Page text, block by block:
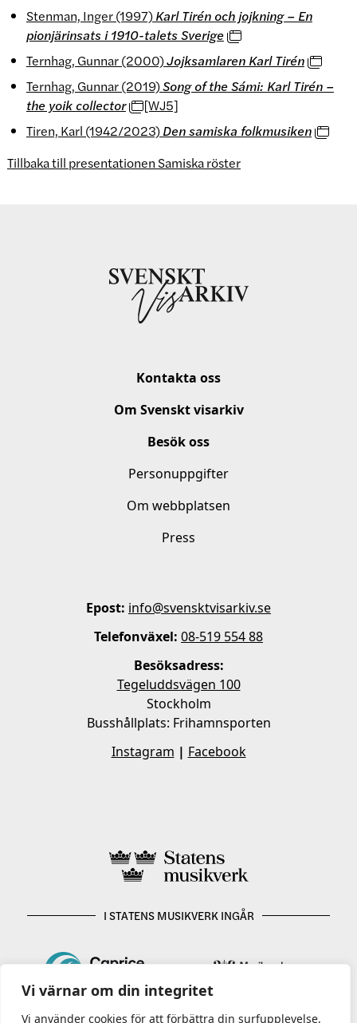
Vi värnar om din integritet
Vi använder cookies för att förbättra din surfupplevelse,
Stenman, Inger (1997)Karl Tirén och jojkning – En
pionjärinsats i 1910-talets Sverige
Ternhag, Gunnar (2000)Jojksamlaren Karl Tirén
Ternhag, Gunnar (2019)Song of the Sámi: Karl Tirén –
the yoik collector
[WJ5]
Tiren, Karl (1942/2023)Den samiska folkmusiken
Tillbaka till presentationen Samiska röster
Kontakta oss
Om Svenskt visarkiv
Besök oss
Personuppgifter
Om webbplatsen
Press
Epost: info@svensktvisarkiv.se
Telefonväxel: 08-519 554 88
Besöksadress:
Tegeluddsvägen 100
Stockholm
Busshållplats: Frihamnsporten
Instagram | Facebook
I STATENS MUSIKVERK INGÅR